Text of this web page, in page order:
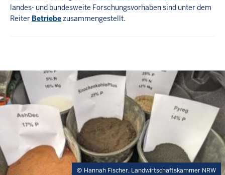
landes- und bundesweite Forschungsvorhaben sind unter dem
Reiter Betriebezusammengestellt.
Hannah Fischer, Landwirtschaftskammer NRW